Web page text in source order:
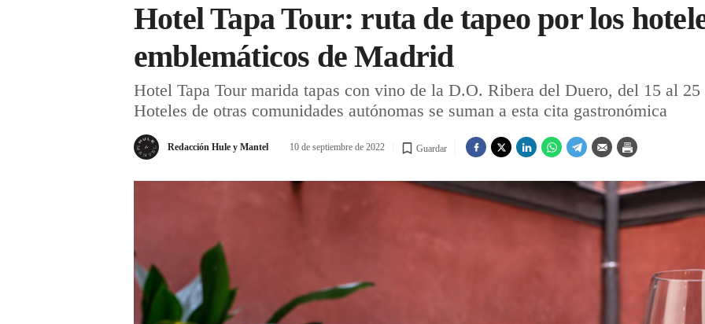
Hotel Tapa Tour: ruta de tapeo por los
emblemáticos de Madrid
Hotel Tapa Tour marida tapas con vino de la D.O. Ribera del Duero, del 15 al
Hoteles de otras comunidades autónomas se suman a esta cita gastronómica
Redacción Hule y Mantel 10 de septiembre de 2022 Guardar